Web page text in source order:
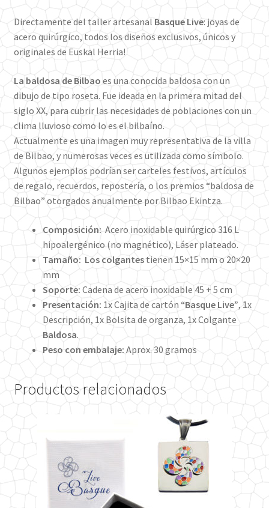
Directamente del taller artesanal Basque Live: joyas de
acero quirúrgico, todos los diseños exclusivos, únicos y
originales de Euskal Herria!
La baldosa de Bilbao es una conocida baldosa con un
dibujo de tipo roseta. Fue ideada en la primera mitad del
siglo XX, para cubrir las necesidades de poblaciones con un
clima lluvioso como lo es el bilbaíno.
Actualmente es una imagen muy representativa de la villa
de Bilbao, y numerosas veces es utilizada como símbolo.
Algunos ejemplos podrían ser carteles festivos, artículos
de regalo, recuerdos, repostería, o los premios “baldosa de
Bilbao” otorgados anualmente por Bilbao Ekintza.
Composición:Acero inoxidable quirúrgico 316 L
hipoalergénico (no magnético), Láser plateado.
Tamaño: Los colgantes tienen 15×15 mm o 20×20
mm
Soporte: Cadena de acero inoxidable 45 + 5 cm
Presentación: 1x Cajita de cartón “Basque Live”, 1x
Descripción, 1x Bolsita de organza, 1x Colgante
Baldosa.
Peso con embalaje: Aprox. 30 gramos
Productos relacionados